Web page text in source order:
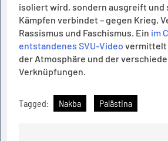
isoliert wird, sondern ausgreift und
Kämpfen verbindet – gegen Krieg,
Rassismus und Faschismus. Ein im
entstandenes SVU-Video vermittelt
der Atmosphäre und der
Verknüpfungen.
Tagged: Nakba Palästina